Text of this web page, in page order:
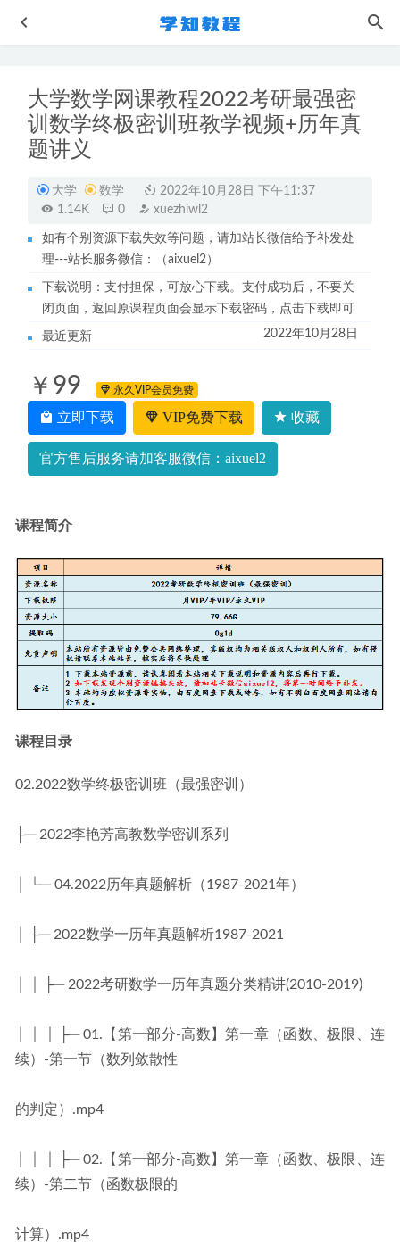
大学数学网课教程2022考研最强密
训数学终极密训班教学视频+历年真
题讲义
大学 数学
2022年10月28日 下午11:37
1.14K
0 xuezhiwl2
如有个别资源下载失效等问题，请加站长微信给予补发处
理---站长服务微信：（aixuel2）
下载说明：支付担保，可放心下载。支付成功后，不要关
闭页面，返回原课程页面会显示下载密码，点击下载即可
最近更新 2022年10月28日
￥99 永久VIP会员免费
立即下载 VIP免费下载 收藏
官方售后服务请加客服微信：aixuel2
课程简介
课程目录
02.2022数学终极密训班（最强密训）
├─ 2022李艳芳高教数学密训系列
│ └─ 04.2022历年真题解析（1987-2021年）
│ ├─ 2022数学一历年真题解析1987-2021
│ │ ├─ 2022考研数学一历年真题分类精讲(2010-2019)
│ │ │ ├─ 01.【第一部分-高数】第一章（函数、极限、连
续）-第一节（数列敛散性
的判定）.mp4
│ │ │ ├─ 02.【第一部分-高数】第一章（函数、极限、连
续）-第二节（函数极限的
计算）.mp4
作业帮生物网课教程2023邓康尧高三生物a+视频教程+讲义
秋季班 2022-11-17
高中数学网课资源2022年郭化楠高考数学全年联报班高中数
学教学视频+讲义 2022-08-30
21年主管检验师视频教程+讲义-医学/临床/血液检验 2022-
12-03
教程
2023-06-15
2022郑少龙高三物理a+班高考一轮复习视频教程+讲义（暑
假班+秋季班）
2023-04-16